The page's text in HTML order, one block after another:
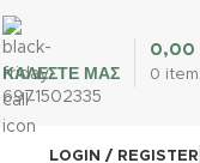
ΚΑΛΕΣΤΕ ΜΑΣ
6971502335
0
0,00
LOGIN / REGISTER